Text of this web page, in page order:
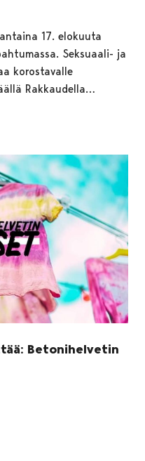
17. elokuuta
Seksuaali- ja
korostavalle
Rakkaudella…
Betonihelvetin